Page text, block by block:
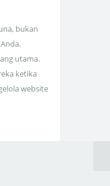
bukan
utama.
ketika
website